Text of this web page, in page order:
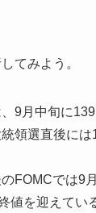
てみよう。
9月中旬に
領選直後には
FOMCでは9
値を迎えてい